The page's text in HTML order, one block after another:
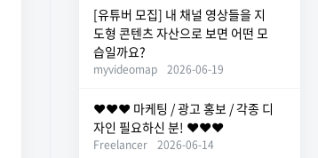
[유튜버 모집] 내 채널 영상들을 지
도형 콘텐츠 자산으로 보면 어떤 모
습일까요?
myvideomap 2026-06-19
❤️❤️❤️ 마케팅 / 광고 홍보 / 각종 디
자인 필요하신 분! ❤️❤️❤️
Freelancer 2026-06-14